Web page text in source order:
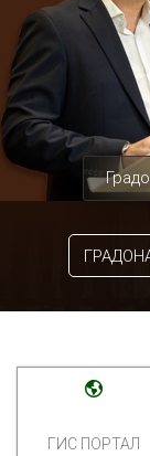
ГИС ПОРТАЛ